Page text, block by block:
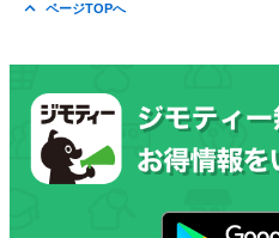
ページTOPへ